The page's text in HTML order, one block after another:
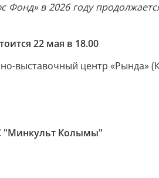
Фонд» в 2026 году
22 мая в 18.00
выставочный центр «Рында»
"Минкульт Колымы"